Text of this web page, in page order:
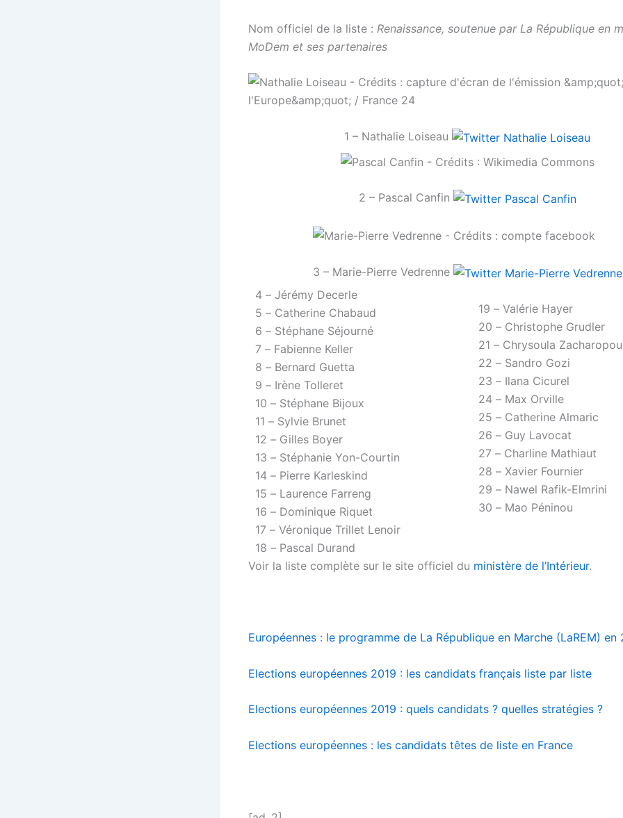
Nom officiel de la liste : Renaissance, soutenue par La République en
MoDem et ses partenaires
1 – Nathalie Loiseau
2 – Pascal Canfin
3 – Marie-Pierre Vedrenne
4 – Jérémy Decerle
5 – Catherine Chabaud
6 – Stéphane Séjourné
7 – Fabienne Keller
8 – Bernard Guetta
9 – Irène Tolleret
10 – Stéphane Bijoux
11 – Sylvie Brunet
12 – Gilles Boyer
13 – Stéphanie Yon-Courtin
14 – Pierre Karleskind
15 – Laurence Farreng
16 – Dominique Riquet
17 – Véronique Trillet Lenoir
18 – Pascal Durand
19 – Valérie Hayer
20 – Christophe Grudler
21 – Chrysoula
22 – Sandro Gozi
23 – Ilana Cicurel
24 – Max Orville
25 – Catherine Almaric
26 – Guy Lavocat
27 – Charline Mathiaut
28 – Xavier Fournier
29 – Nawel Rafik-Elmrini
30 – Mao Péninou
Voir la liste complète sur le site officiel du ministère de l’Intérieur.
Européennes : le programme de La République en Marche (LaREM) en
Elections européennes 2019 : les candidats français liste par liste
Elections européennes 2019 : quels candidats ? quelles stratégies ?
Elections européennes : les candidats têtes de liste en France